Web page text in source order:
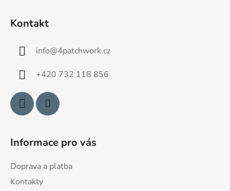
Kontakt
info@4patchwork.cz
+420 732 118 856
Informace pro vás
Doprava a platba
Kontakty